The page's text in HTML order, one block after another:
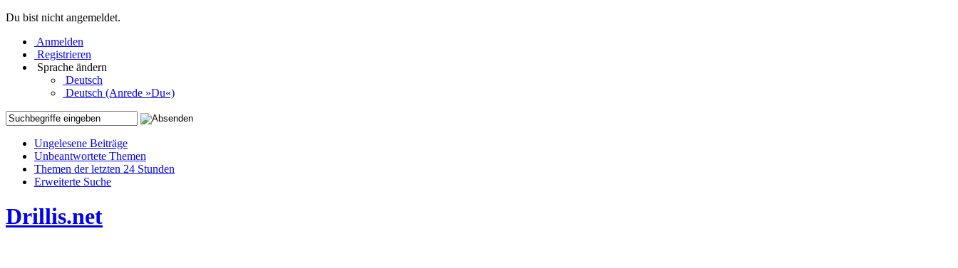
Du bist nicht angemeldet.
Anmelden
Registrieren
Sprache ändern
Deutsch
Deutsch (Anrede »Du«)
Ungelesene Beiträge
Unbeantwortete Themen
Themen der letzten 24 Stunden
Erweiterte Suche
Drillis.net